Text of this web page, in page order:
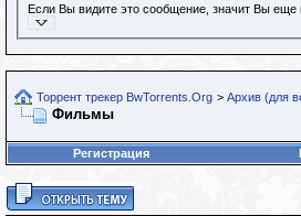
Если Вы видите это сообщение, значит Вы еще
Торрент трекер BwTorrents.Org > Архив (для
Фильмы
Регистрация